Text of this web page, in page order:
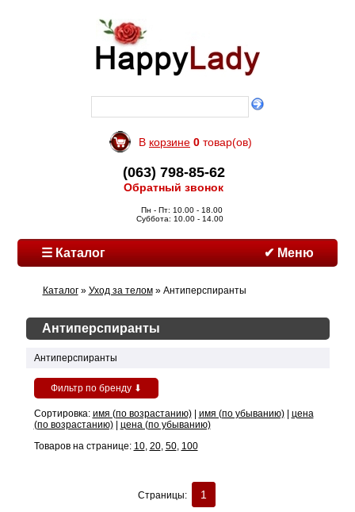
В корзине 0 товар(ов)
(063) 798-85-62
Обратный звонок
Пн - Пт: 10.00 - 18.00
Суббота: 10.00 - 14.00
☰ Каталог ✔ Меню
Каталог» Уход за телом» Антиперспиранты
Антиперспиранты
Антиперспиранты
Фильтр по бренду ⬇
Сортировка: имя (по возрастанию)| имя (по убыванию)| цена
(по возрастанию)| цена (по убыванию)
Товаров на странице: 10, 20, 50, 100
Страницы: 1